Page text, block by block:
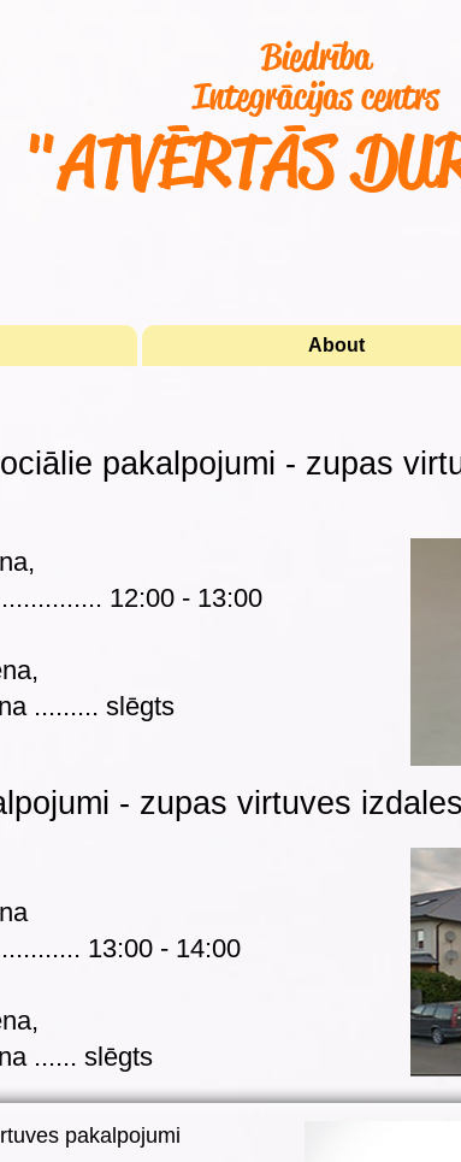
Biedrība
Integrācijas centrs
"ATVĒRTĀS
About
pakalpojumi - zupas
12:00 - 13:00
......... slēgts
- zupas virtuves
13:00 - 14:00
...... slēgts
pakalpojumi